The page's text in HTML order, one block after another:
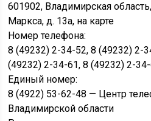
601902, Владимирская
Маркса, д. 13а, на карте
Номер телефона:
8 (49232) 2-34-52, 8 (49232) 2-
(49232) 2-34-61, 8 (49232) 2-
Единый номер:
8 (4922) 53-62-48 — Центр
Владимирской области